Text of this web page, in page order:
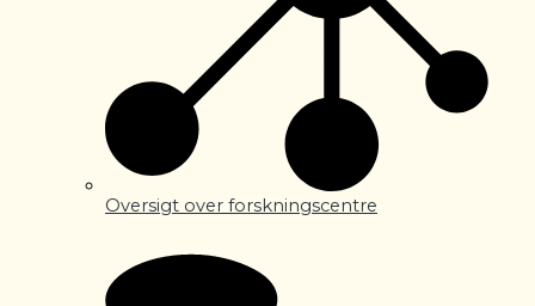
Oversigt over forskningscentre